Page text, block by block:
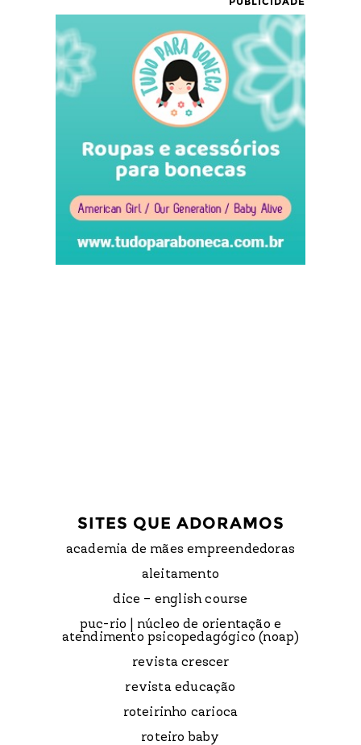
SITES QUE ADORAMOS
academia de mães empreendedoras
aleitamento
dice – english course
puc-rio | núcleo de orientação e
atendimento psicopedagógico (noap)
revista crescer
revista educação
roteirinho carioca
roteiro baby